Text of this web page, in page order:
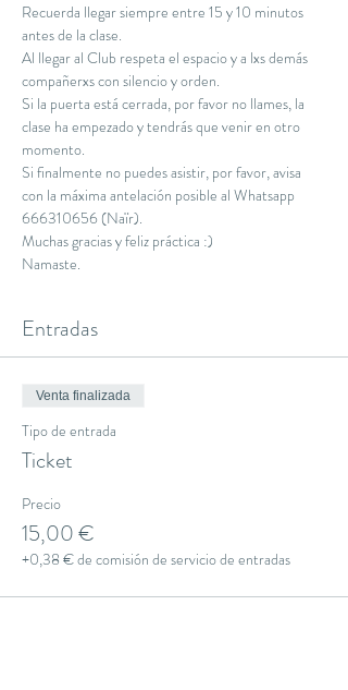
Recuerda llegar siempre entre 15 y 10 minutos
antes de la clase.
Al llegar al Club respeta el espacio y a lxs demás
compañerxs con silencio y orden.
Si la puerta está cerrada, por favor no llames, la
clase ha empezado y tendrás que venir en otro
momento.
Si finalmente no puedes asistir, por favor, avisa
con la máxima antelación posible al Whatsapp
666310656 (Naïr).
Muchas gracias y feliz práctica :)
Namaste.
Entradas
Venta finalizada
Tipo de entrada
Ticket
Precio
15,00 €
+0,38 € de comisión de servicio de entradas